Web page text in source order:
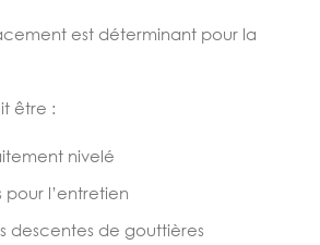
est déterminant pour la
être :
nivelé
l’entretien
descentes de gouttières